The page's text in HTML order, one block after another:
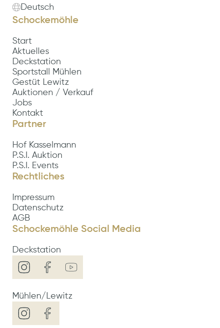
Deutsch
Schockemöhle
Start
Aktuelles
Deckstation
Sportstall Mühlen
Gestüt Lewitz
Auktionen / Verkauf
Jobs
Kontakt
Partner
Hof Kasselmann
P.S.I. Auktion
P.S.I. Events
Rechtliches
Impressum
Datenschutz
AGB
Schockemöhle Social Media
Deckstation
Mühlen/Lewitz